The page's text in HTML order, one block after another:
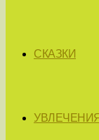
СКАЗКИ
УВЛЕЧЕНИЯ